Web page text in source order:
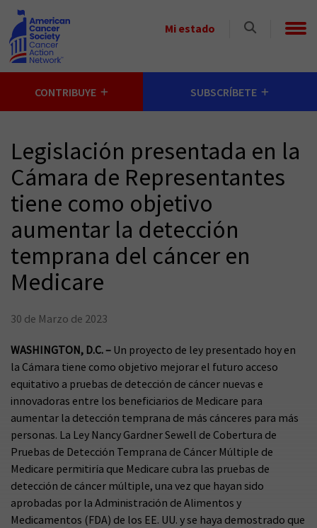
Skip to main content
Mi estado
Select
CONTRIBUYE SUBSCRÍBETE
Legislación presentada en la
Cámara de Representantes
tiene como objetivo
aumentar la detección
temprana del cáncer en
Medicare
30 de Marzo de 2023
WASHINGTON, D.C. – Un proyecto de ley presentado hoy en
la Cámara tiene como objetivo mejorar el futuro acceso
equitativo a pruebas de detección de cáncer nuevas e
innovadoras entre los beneficiarios de Medicare para
aumentar la detección temprana de más cánceres para más
personas. La Ley Nancy Gardner Sewell de Cobertura de
Pruebas de Detección Temprana de Cáncer Múltiple de
Medicare permitiría que Medicare cubra las pruebas de
detección de cáncer múltiple, una vez que hayan sido
aprobadas por la Administración de Alimentos y
Medicamentos (FDA) de los EE. UU. y se haya demostrado que